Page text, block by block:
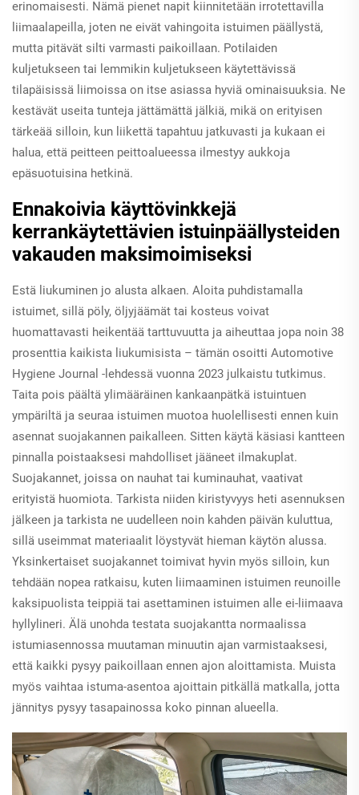
erinomaisesti. Nämä pienet napit kiinnitetään irrotettavilla
liimaalapeilla, joten ne eivät vahingoita istuimen päällystä,
mutta pitävät silti varmasti paikoillaan. Potilaiden
kuljetukseen tai lemmikin kuljetukseen käytettävissä
tilapäisissä liimoissa on itse asiassa hyviä ominaisuuksia. Ne
kestävät useita tunteja jättämättä jälkiä, mikä on erityisen
tärkeää silloin, kun liikettä tapahtuu jatkuvasti ja kukaan ei
halua, että peitteen peittoalueessa ilmestyy aukkoja
epäsuotuisina hetkinä.
Ennakoivia käyttövinkkejä
kerrankäytettävien istuinpäällysteiden
vakauden maksimoimiseksi
Estä liukuminen jo alusta alkaen. Aloita puhdistamalla
istuimet, sillä pöly, öljyjäämät tai kosteus voivat
huomattavasti heikentää tarttuvuutta ja aiheuttaa jopa noin 38
prosenttia kaikista liukumisista – tämän osoitti Automotive
Hygiene Journal -lehdessä vuonna 2023 julkaistu tutkimus.
Taita pois päältä ylimääräinen kankaanpätkä istuintuen
ympäriltä ja seuraa istuimen muotoa huolellisesti ennen kuin
asennat suojakannen paikalleen. Sitten käytä käsiasi kantteen
pinnalla poistaaksesi mahdolliset jääneet ilmakuplat.
Suojakannet, joissa on nauhat tai kuminauhat, vaativat
erityistä huomiota. Tarkista niiden kiristyvyys heti asennuksen
jälkeen ja tarkista ne uudelleen noin kahden päivän kuluttua,
sillä useimmat materiaalit löystyvät hieman käytön alussa.
Yksinkertaiset suojakannet toimivat hyvin myös silloin, kun
tehdään nopea ratkaisu, kuten liimaaminen istuimen reunoille
kaksipuolista teippiä tai asettaminen istuimen alle ei-liimaava
hyllylineri. Älä unohda testata suojakantta normaalissa
istumiasennossa muutaman minuutin ajan varmistaaksesi,
että kaikki pysyy paikoillaan ennen ajon aloittamista. Muista
myös vaihtaa istuma-asentoa ajoittain pitkällä matkalla, jotta
jännitys pysyy tasapainossa koko pinnan alueella.